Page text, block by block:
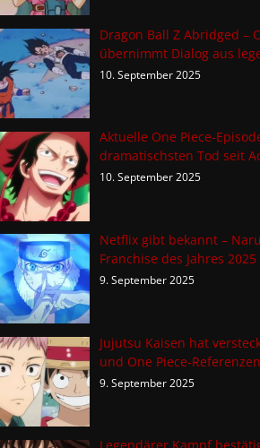
Dragon Ball Z Abridged –
übernimmt Dialog aus
10. September 2025
Aktuelle One Piece-
dramatischsten Tod seit
10. September 2025
Netflix gibt bekannt –
Franchise des Jahres 2025
9. September 2025
Jujutsu Kaisen hat
und One Piece-Referenzen
9. September 2025